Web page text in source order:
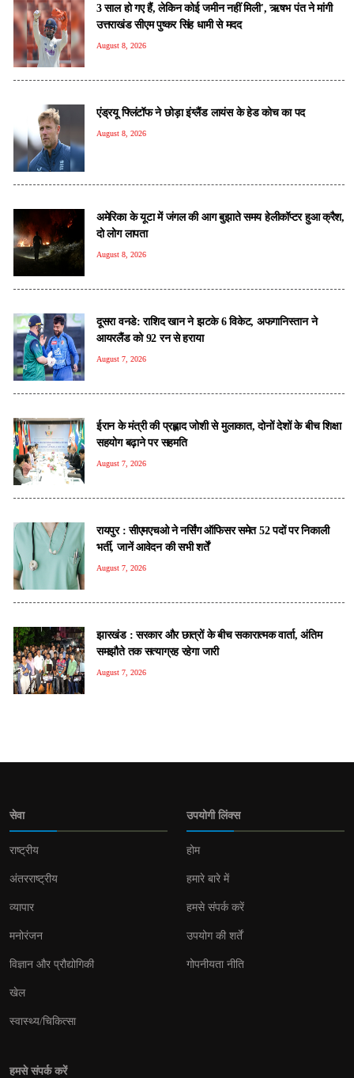
3 साल हो गए हैं, लेकिन कोई जमीन नहीं मिली', ऋषभ पंत ने मांगी
उत्तराखंड सीएम पुष्कर सिंह धामी से मदद
August 8, 2026
एंड्रयू फ्लिंटॉफ ने छोड़ा इंग्लैंड लायंस के हेड कोच का पद
August 8, 2026
अमेरिका के यूटा में जंगल की आग बुझाते समय हेलीकॉप्टर हुआ क्रैश,
दो लोग लापता
August 8, 2026
दूसरा वनडे: राशिद खान ने झटके 6 विकेट, अफगानिस्तान ने
आयरलैंड को 92 रन से हराया
August 7, 2026
ईरान के मंत्री की प्रह्लाद जोशी से मुलाकात, दोनों देशों के बीच शिक्षा
सहयोग बढ़ाने पर सहमति
August 7, 2026
रायपुर : सीएमएचओ ने नर्सिंग ऑफिसर समेत 52 पदों पर निकाली
भर्ती, जानें आवेदन की सभी शर्तें
August 7, 2026
झारखंड : सरकार और छात्रों के बीच सकारात्मक वार्ता, अंतिम
समझौते तक सत्याग्रह रहेगा जारी
August 7, 2026
सेवा
राष्ट्रीय
अंतरराष्ट्रीय
व्यापार
मनोरंजन
विज्ञान और प्रौद्योगिकी
खेल
स्वास्थ्य/चिकित्सा
उपयोगी लिंक्स
होम
हमारे बारे में
हमसे संपर्क करें
उपयोग की शर्तें
गोपनीयता नीति
हमसे संपर्क करें